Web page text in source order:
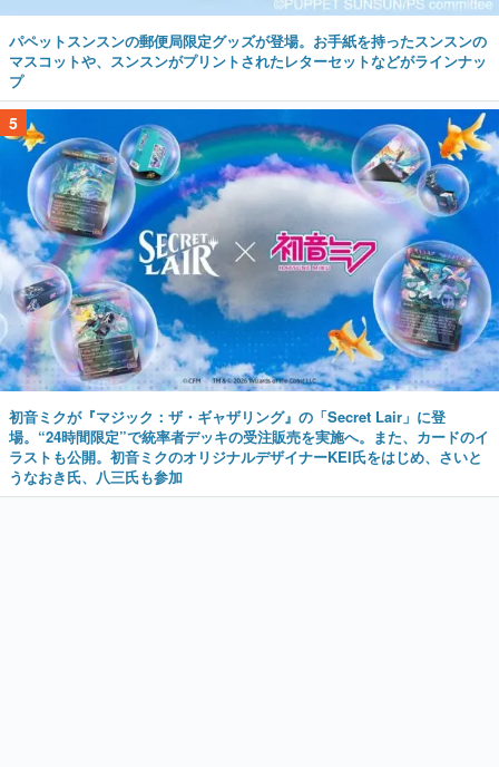
パペットスンスンの郵便局限定グッズが登場。お手紙を持ったスンスンの
マスコットや、スンスンがプリントされたレターセットなどがラインナッ
プ
5
初音ミクが『マジック：ザ・ギャザリング』の「Secret Lair」に登
場。“24時間限定”で統率者デッキの受注販売を実施へ。また、カードのイ
ラストも公開。初音ミクのオリジナルデザイナーKEI氏をはじめ、さいと
うなおき氏、八三氏も参加